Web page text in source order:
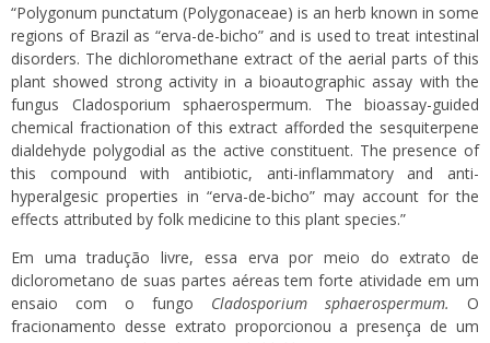
“Polygonum punctatum (Polygonaceae) is an herb known in some
regions of Brazil as “erva-de-bicho” and is used to treat intestinal
disorders. The dichloromethane extract of the aerial parts of this
plant showed strong activity in a bioautographic assay with the
fungus Cladosporium sphaerospermum. The bioassay-guided
chemical fractionation of this extract afforded the sesquiterpene
dialdehyde polygodial as the active constituent. The presence of
this compound with antibiotic, anti-inflammatory and anti-
hyperalgesic properties in “erva-de-bicho” may account for the
effects attributed by folk medicine to this plant species.”
Em uma tradução livre, essa erva por meio do extrato de
diclorometano de suas partes aéreas tem forte atividade em um
ensaio com o fungo Cladosporium sphaerospermum. O
fracionamento desse extrato proporcionou a presença de um